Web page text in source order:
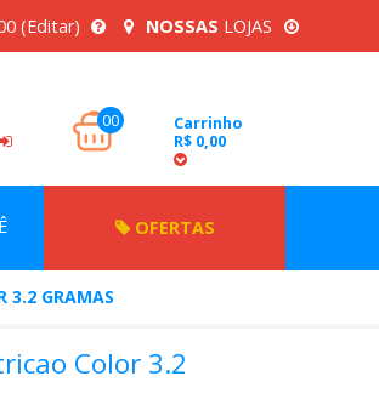
(Editar) NOSSAS LOJAS
00
Carrinho
R$ 0,00
OFERTAS
3.2 GRAMAS
Color 3.2